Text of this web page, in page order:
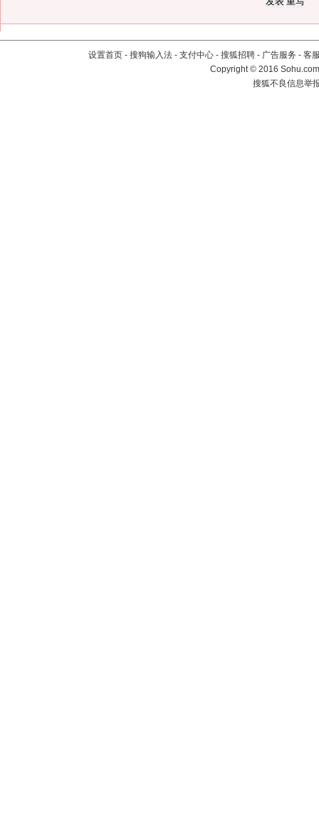
设置首页 - 搜狗输入法 - 支付中心 - 搜狐招聘 - 广告服务 - 客
Copyright©2016
搜狐不良信息举